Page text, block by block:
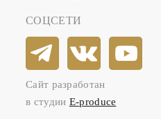
СОЦСЕТИ
Сайт разработан
в студии E-produce